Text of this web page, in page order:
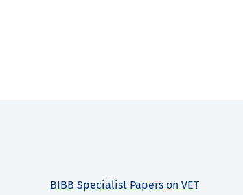
BIBB Specialist Papers on VET